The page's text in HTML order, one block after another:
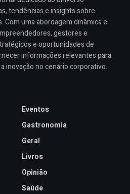
tendências e insights sobre
Com uma abordagem dinâmica e
gestores e
e oportunidades de
informações relevantes para
inovação no cenário corporativo.
Eventos
Gastronomia
Geral
Livros
Opinião
Saúde